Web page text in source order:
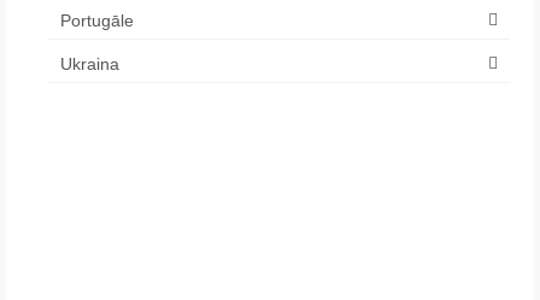
Portugāle
Ukraina